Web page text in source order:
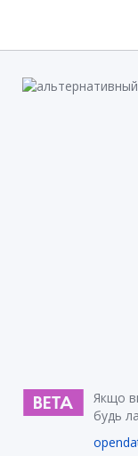
Якщо
будь